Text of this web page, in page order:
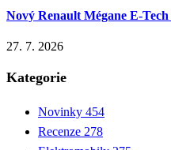
Nový Renault Mégane E-
27. 7. 2026
Kategorie
Novinky 454
Recenze 278